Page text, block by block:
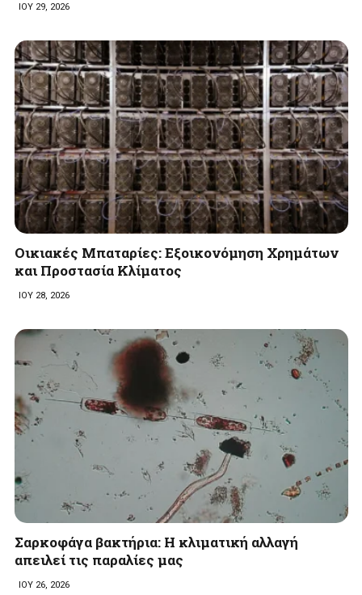
ΙΟΥ 29, 2026
Οικιακές Μπαταρίες: Εξοικονόμηση Χρημάτων
και Προστασία Κλίματος
ΙΟΥ 28, 2026
Σαρκοφάγα βακτήρια: Η κλιματική αλλαγή
απειλεί τις παραλίες μας
ΙΟΥ 26, 2026